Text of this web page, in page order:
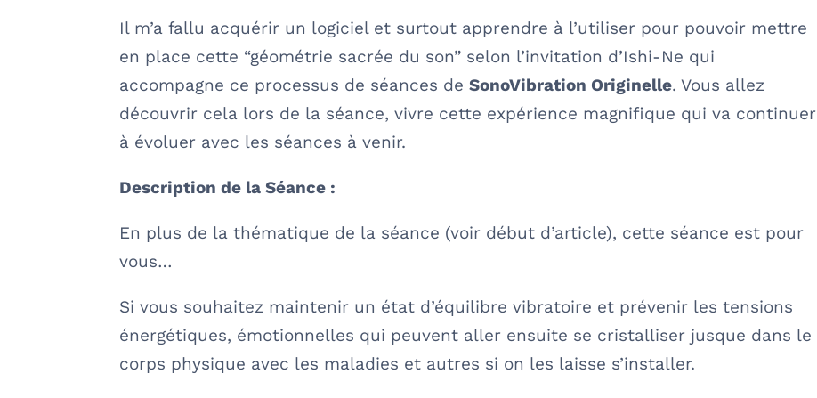
Il m’a fallu acquérir un logiciel et surtout apprendre à l’utiliser pour pouvoir mettre
en place cette “géométrie sacrée du son” selon l’invitation d’Ishi-Ne qui
accompagne ce processus de séances deSonoVibration Originelle. Vous allez
découvrir cela lors de la séance, vivre cette expérience magnifique qui va continuer
à évoluer avec les séances à venir.
Description de la Séance :
En plus de la thématique de la séance (voir début d’article), cette séance est pour
vous…
Si vous souhaitez maintenir un état d’équilibre vibratoire et prévenir les tensions
énergétiques, émotionnelles qui peuvent aller ensuite se cristalliser jusque dans le
corps physique avec les maladies et autres si on les laisse s’installer.